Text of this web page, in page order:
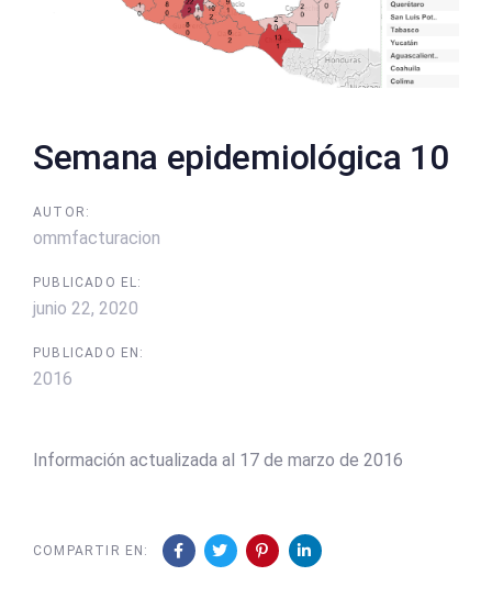
Semana epidemiológica 10
AUTOR:
ommfacturacion
PUBLICADO EL:
junio 22, 2020
PUBLICADO EN:
2016
Información actualizada al 17 de marzo de 2016
COMPARTIR EN: